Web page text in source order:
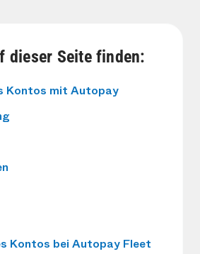
dieser Seite finden:
Kontos mit Autopay
Kontos bei Autopay Fleet